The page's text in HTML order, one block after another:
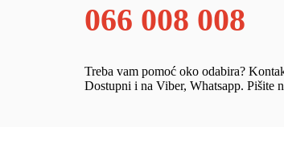
066 008 008
Treba vam pomoć oko odabira?
Dostupni i na Viber, Whatsapp. Pišite